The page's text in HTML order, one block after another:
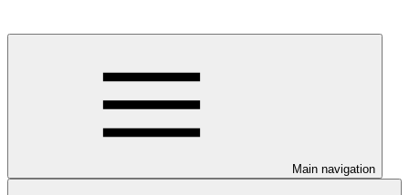
Main navigation